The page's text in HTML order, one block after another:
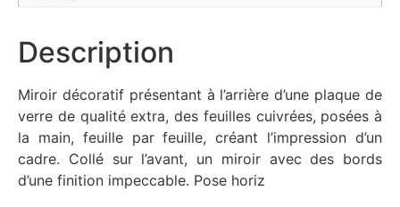
Description
Miroir décoratif présentant à l’arrière d’une plaque de
verre de qualité extra, des feuilles cuivrées, posées à
la main, feuille par feuille, créant l’impression d’un
cadre. Collé sur l’avant, un miroir avec des bords
d’une finition impeccable. Pose horiz